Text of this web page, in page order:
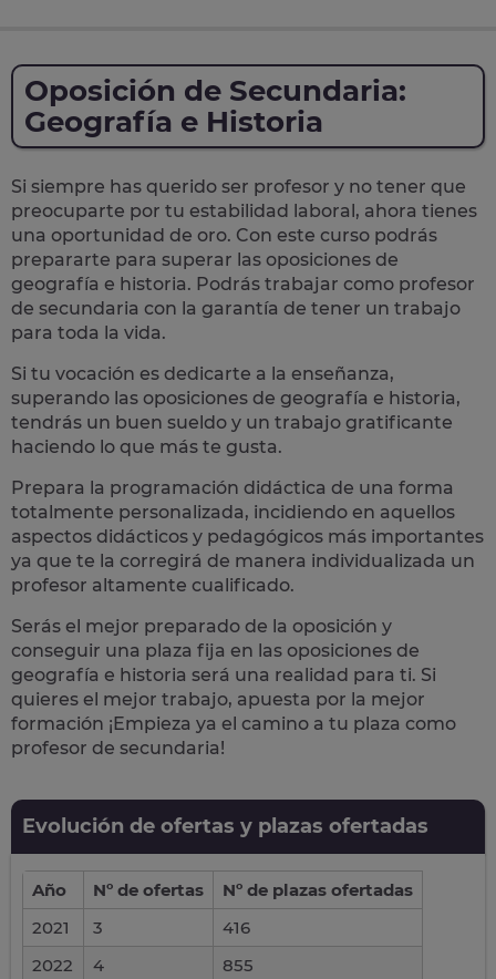
Oposición de Secundaria:
Geografía e Historia
Si siempre has querido ser profesor y no tener que
preocuparte por tu estabilidad laboral, ahora tienes
una oportunidad de oro. Con este curso podrás
prepararte para superar las oposiciones de
geografía e historia. Podrás trabajar como profesor
de secundaria con la garantía de tener un trabajo
para toda la vida.
Si tu vocación es dedicarte a la enseñanza,
superando las oposiciones de geografía e historia,
tendrás un buen sueldo y un trabajo gratificante
haciendo lo que más te gusta.
Prepara la programación didáctica de una forma
totalmente personalizada, incidiendo en aquellos
aspectos didácticos y pedagógicos más importantes
ya que te la corregirá de manera individualizada un
profesor altamente cualificado.
Serás el mejor preparado de la oposición y
conseguir una plaza fija en las oposiciones de
geografía e historia será una realidad para ti. Si
quieres el mejor trabajo, apuesta por la mejor
formación ¡Empieza ya el camino a tu plaza como
profesor de secundaria!
Evolución de ofertas y plazas ofertadas
Año Nº de ofertas
Nº de plazas ofertadas
2021
3
416
2022
4 855